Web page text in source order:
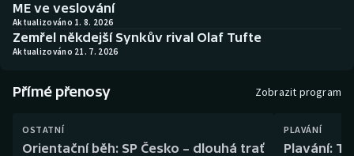
Biatlon
Box
Curling
Aplikace ČT sport
ME ve veslování
Aktualizováno 1. 8. 2026
Zemřel někdejší Synkův rival Olaf Tufte
Aktualizováno 21. 7. 2026
Přímé přenosy Zobrazit program
OSTATNÍ
Orientační běh: SP Česko – dlouhá trať
PLAVÁNÍ
Plavání: